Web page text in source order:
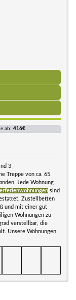
ab: 416€
3
Treppe von ca. 65
Jede Wohnung
sind
Zustellbetten
und mit einer gut
Wohnungen zu
verstellbar, die
Unsere Wohnungen